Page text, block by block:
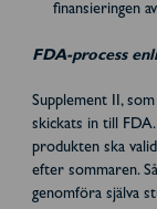
finansieringen
FDA-process
Supplement II,
skickats in till
produkten ska
efter sommaren.
genomföra själva